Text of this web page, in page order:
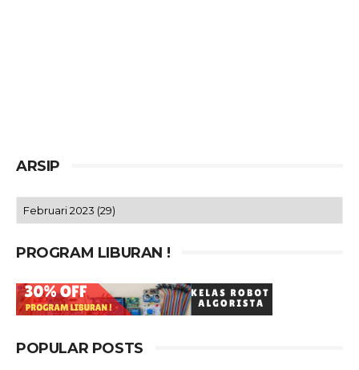
ARSIP
PROGRAM LIBURAN !
POPULAR POSTS